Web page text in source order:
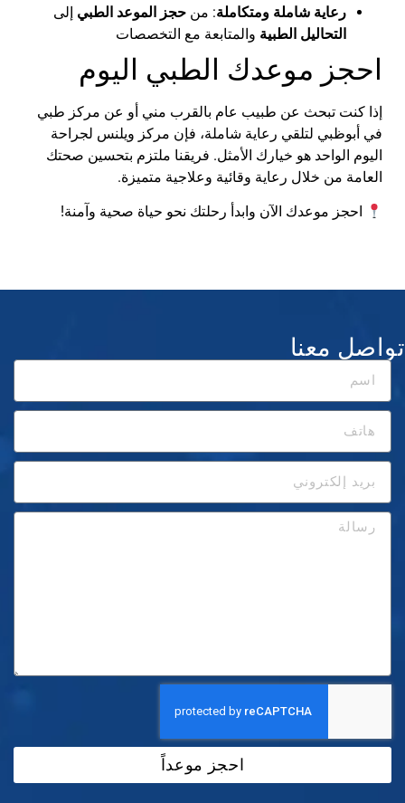
رعاية شاملة ومتكاملة: من حجز الموعد الطبي إلى
التحاليل الطبية والمتابعة مع التخصصات
احجز موعدك الطبي اليوم
إذا كنت تبحث عن طبيب عام بالقرب مني أو عن مركز طبي
في أبوظبي لتلقي رعاية شاملة، فإن مركز ويلنس لجراحة
اليوم الواحد هو خيارك الأمثل. فريقنا ملتزم بتحسين صحتك
العامة من خلال رعاية وقائية وعلاجية متميزة.
احجز موعدك الآن وابدأ رحلتك نحو حياة صحية وآمنة!
تواصل معنا
احجز موعداً